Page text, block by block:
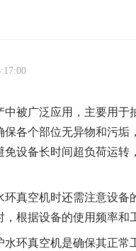
中被广泛应用，主要用
保各个部位无异物和污
免设备长时间超负荷运
环真空机时还需注意设
根据设备的使用频率和
水环真空机是确保其正常